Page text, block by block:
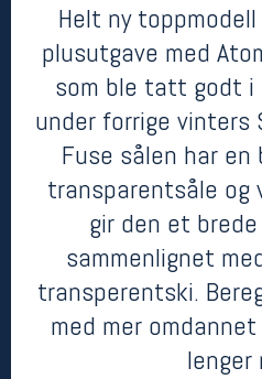
Helt ny
plusutgave med
som ble tatt godt i
under forrige vinters
Fuse sålen har en
transparentsåle og
gir den et
sammenlignet
transperentski.
med mer
lenger
Her finner du oss